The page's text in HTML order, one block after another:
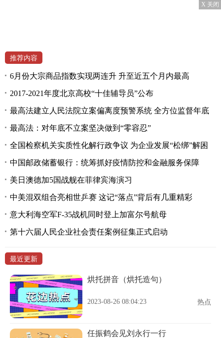
X 关闭
推荐内容
6月份大宗商品指数实现两连升 升至近五个月内最高
2017-2021年度北京高校“十佳辅导员”公布
最高法建立人民法院立案偏离度预警系统 全方位监督年底
最高法：对年底不立案坚决做到“零容忍”
全国检察机关实质性化解行政争议 为企业发展“松绑”解困
中国邮政储蓄银行：统筹抓好疫情防控和金融服务保障
美日澳德加5国战舰在菲律宾海演习
中美混双组合亮相世乒赛 这记“落点”背后有几重精彩
意大利海空军F-35战机同时登上加富尔号航母
第十六届人民企业社会责任案例征集正式启动
最近更新
烘托拼音（烘托造句）
2023-08-26 08:04:23 热点
任振鹤会见刘永行一行